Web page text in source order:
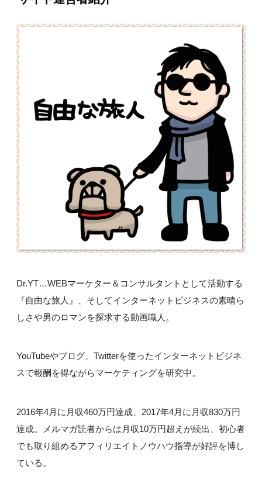
Dr.YT…WEBマーケター＆コンサルタントとして活動する
『自由な旅人』、そしてインターネットビジネスの素晴ら
しさや男のロマンを探求する動画職人。
YouTubeやブログ、Twitterを使ったインターネットビジネ
スで報酬を得ながらマーケティングを研究中。
2016年4月に月収460万円達成、2017年4月に月収830万円
達成。メルマガ読者からは月収10万円超えが続出、初心者
でも取り組めるアフィリエイトノウハウ指導が好評を博し
ている。